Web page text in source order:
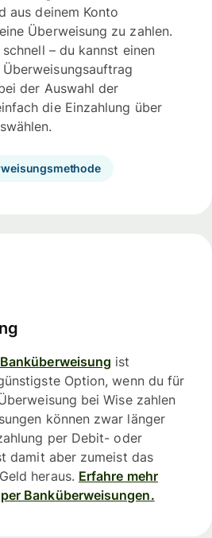
aus deinem Konto
Überweisung zu zahlen.
– du kannst einen
der Auswahl der
die Einzahlung über
Banküberweisung ist
Option, wenn du für
bei Wise zahlen
können zwar länger
per Debit- oder
damit aber zumeist das
heraus. Erfahre mehr
Banküberweisungen.